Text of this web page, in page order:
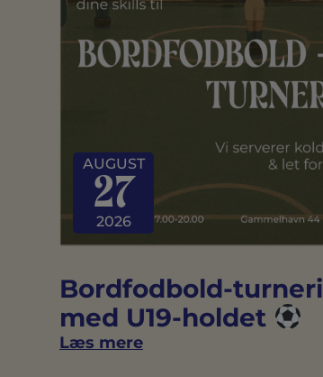
AUGUST
27
2026
Bordfodbold-
med U19-holdet
Læs mere